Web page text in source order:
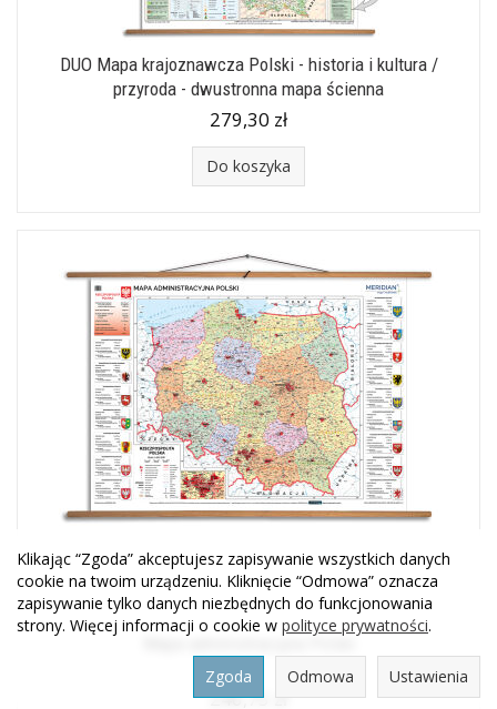
DUO Mapa krajoznawcza Polski - historia i kultura /
przyroda - dwustronna mapa ścienna
279,30 zł
Do koszyka
246,75 zł
Klikając “Zgoda” akceptujesz zapisywanie wszystkich danych
cookie na twoim urządzeniu. Kliknięcie “Odmowa” oznacza
zapisywanie tylko danych niezbędnych do funkcjonowania
strony. Więcej informacji o cookie w polityce prywatności.
Ustawienia
Odmowa
Zgoda